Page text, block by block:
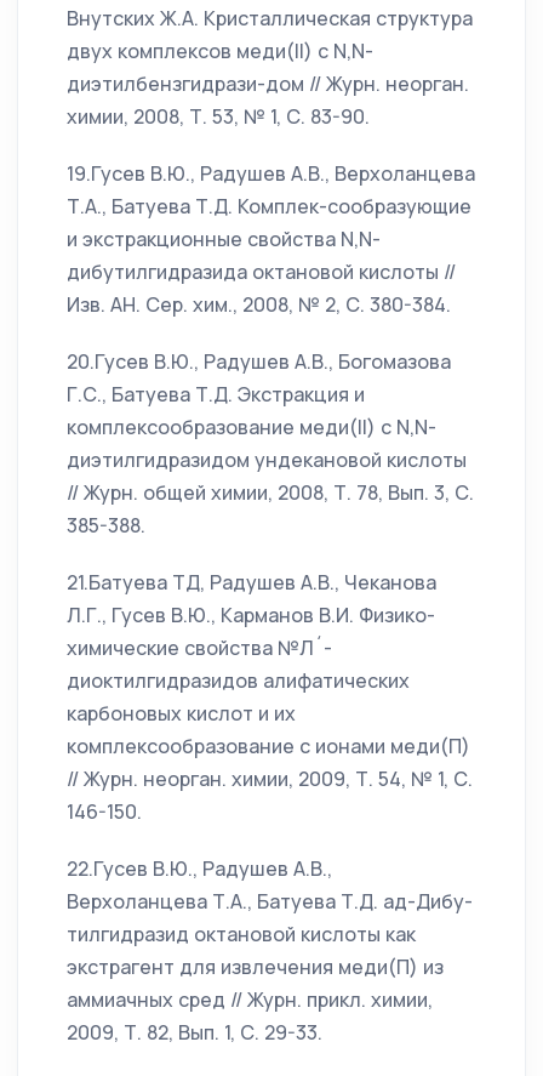
Внутских Ж.А. Кристаллическая структура
двух комплексов меди(II) с N,N-
диэтилбензгидрази-дом // Журн. неорган.
химии, 2008, Т. 53, № 1, С. 83-90.
19.Гусев В.Ю., Радушев А.В., Верхоланцева
Т.А., Батуева Т.Д. Комплек-сообразующие
и экстракционные свойства N,N-
дибутилгидразида октановой кислоты //
Изв. АН. Сер. хим., 2008, № 2, С. 380-384.
20.Гусев В.Ю., Радушев А.В., Богомазова
Г.С., Батуева Т.Д. Экстракция и
комплексообразование меди(II) с N,N-
диэтилгидразидом ундекановой кислоты
// Журн. общей химии, 2008, Т. 78, Вып. 3, С.
385-388.
21.Батуева ТД, Радушев А.В., Чеканова
Л.Г., Гусев В.Ю., Карманов В.И. Физико-
химические свойства №Л´-
диоктилгидразидов алифатических
карбоновых кислот и их
комплексообразование с ионами меди(П)
// Журн. неорган. химии, 2009, Т. 54, № 1, С.
146-150.
22.Гусев В.Ю., Радушев А.В.,
Верхоланцева Т.А., Батуева Т.Д. ад-Дибу-
тилгидразид октановой кислоты как
экстрагент для извлечения меди(П) из
аммиачных сред // Журн. прикл. химии,
2009, Т. 82, Вып. 1, С. 29-33.